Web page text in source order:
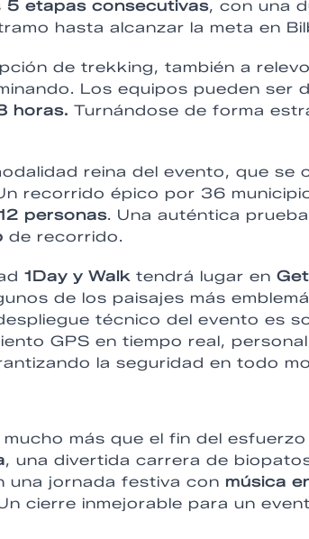
5 etapas consecutivas, con una
hasta alcanzar la meta en
de trekking, también a
Los equipos pueden ser
horas. Turnándose de forma
reina del evento, que se
recorrido épico por 36
personas. Una auténtica
de recorrido.
1Day y Walk tendrá lugar en
de los paisajes más
técnico del evento es
GPS en tiempo real,
la seguridad en todo
más que el fin del
, una divertida carrera de
una jornada festiva con música
cierre inmejorable para un